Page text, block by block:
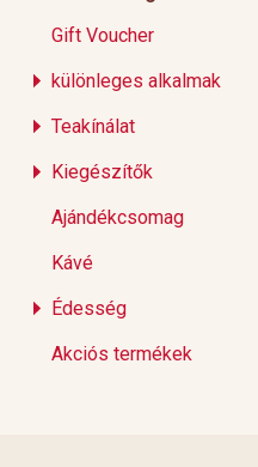
Gift Voucher
különleges alkalmak
Teakínálat
Kiegészítők
Ajándékcsomag
Kávé
Édesség
Akciós termékek